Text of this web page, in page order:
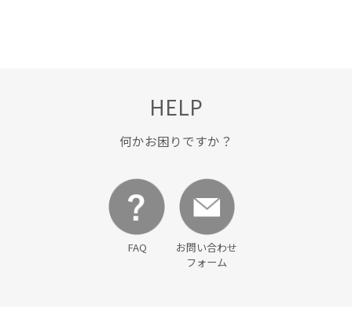
HELP
何かお困りですか？
FAQ
お問い合わせ
フォーム